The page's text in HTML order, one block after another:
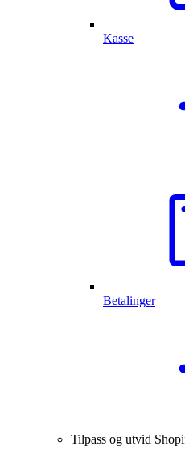
Kasse
Betalinger
Tilpass og utvid